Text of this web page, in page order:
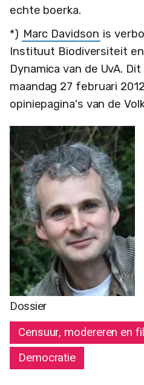
echte boerka.
*) Marc Davidson is
Instituut Biodiversiteit
Dynamica van de UvA.
maandag 27 februari
opiniepagina's van de
Dossier
Censuur, modereren en
Democratie